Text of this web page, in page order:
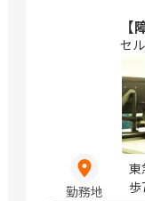
セ
勤務地